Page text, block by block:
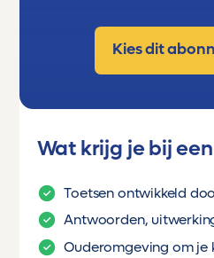
Kies dit
Wat krijg je bij
Toetsen ontwikkeld
Antwoorden,
Ouderomgeving om je